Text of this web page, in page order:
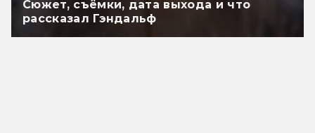
Сюжет, съёмки, дата выхода и что
рассказал Гэндальф